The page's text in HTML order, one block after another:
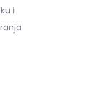
i